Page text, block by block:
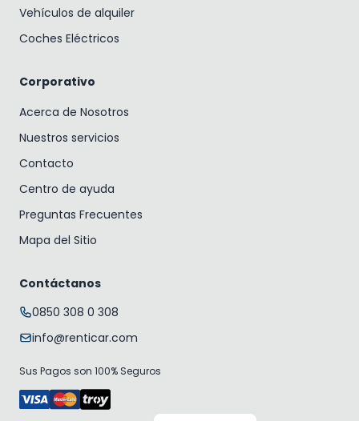
Vehículos de alquiler
Coches Eléctricos
Corporativo
Acerca de Nosotros
Nuestros servicios
Contacto
Centro de ayuda
Preguntas Frecuentes
Mapa del Sitio
Contáctanos
0850 308 0 308
info@renticar.com
Sus Pagos son 100% Seguros